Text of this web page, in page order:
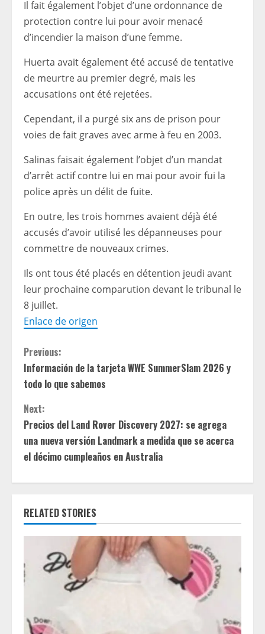
Il fait également l’objet d’une ordonnance de
protection contre lui pour avoir menacé
d’incendier la maison d’une femme.
Huerta avait également été accusé de tentative
de meurtre au premier degré, mais les
accusations ont été rejetées.
Cependant, il a purgé six ans de prison pour
voies de fait graves avec arme à feu en 2003.
Salinas faisait également l’objet d’un mandat
d’arrêt actif contre lui en mai pour avoir fui la
police après un délit de fuite.
En outre, les trois hommes avaient déjà été
accusés d’avoir utilisé les dépanneuses pour
commettre de nouveaux crimes.
Ils ont tous été placés en détention jeudi avant
leur prochaine comparution devant le tribunal le
8 juillet.
Enlace de origen
C
o
n
t
i
n
u
e
e
Previous:
Información de la tarjeta WWE SummerSlam 2026 y
todo lo que sabemos
Next:
Precios del Land Rover Discovery 2027: se agrega
una nueva versión Landmark a medida que se acerca
el décimo cumpleaños en Australia
RELATED STORIES